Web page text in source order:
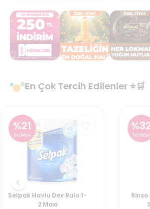
En Çok Tercih Edilenler ⭐🛒
%21
İNDİRİM
Selpak Havlu Dev Rulo 1-
2 Maxi
%
İNDİRİM
Rinso